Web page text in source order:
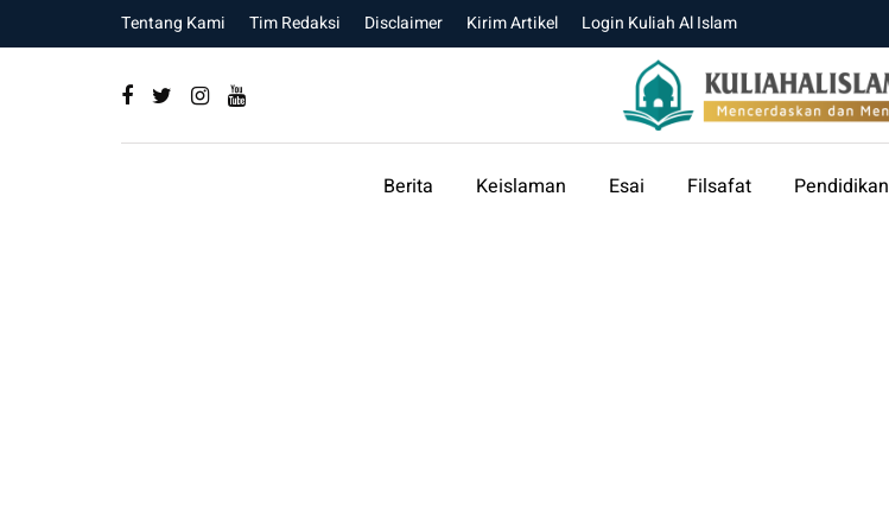
Tentang Kami Tim Redaksi Disclaimer Kirim Artikel Login Kuliah Al Islam
Berita Keislaman Esai Filsafat Pendidikan